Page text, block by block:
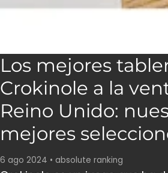
Los mejores
Crokinole a la
Reino Unido:
mejores
6 ago 2024 • absolute ranking